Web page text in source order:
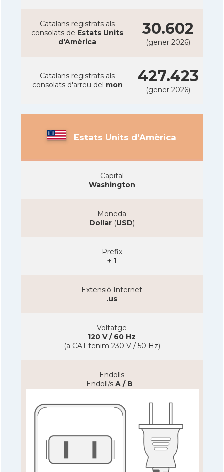
Catalans registrats als
consolats de Estats Units
d'Amèrica
30.602
(gener 2026)
Catalans registrats als
consolats d'arreu del mon 427.423
(gener 2026)
Estats Units d'Amèrica
Capital
Washington
Moneda
Dollar(USD)
Prefix
+ 1
Extensió Internet
.us
Voltatge
120 V / 60 Hz
(a CAT tenim 230 V / 50 Hz)
Endolls
Endoll/s A / B -